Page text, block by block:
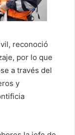
reconoció
por lo que
a través del
y